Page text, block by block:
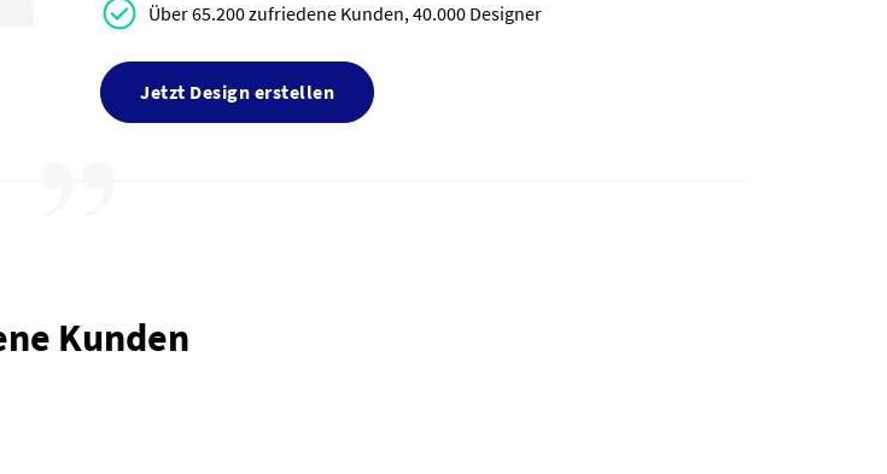
Über 65.200 zufriedene Kunden, 40.000 Designer
Jetzt Design erstellen
Kunden